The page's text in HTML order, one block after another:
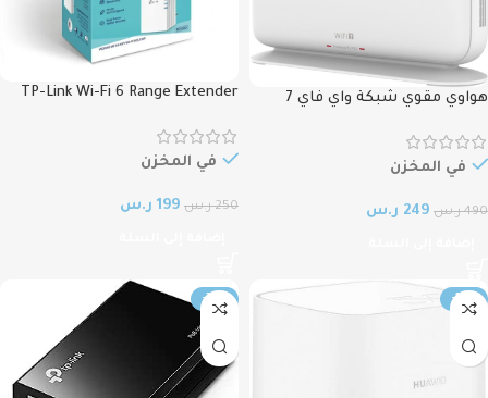
هواوي مقوي شبكة واي فاي 7
Band Wi-Fi 7 router & Extender
في المخزن
490 ر.س 249 ر.س
TP-Link Wi-Fi 6 Range Extender
في المخزن
250 ر.س 199 ر.س
-14%
-36%